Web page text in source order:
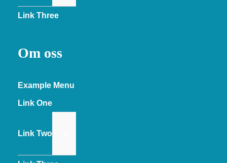
Link Three
Om oss
Example Menu
Link One
Link Two